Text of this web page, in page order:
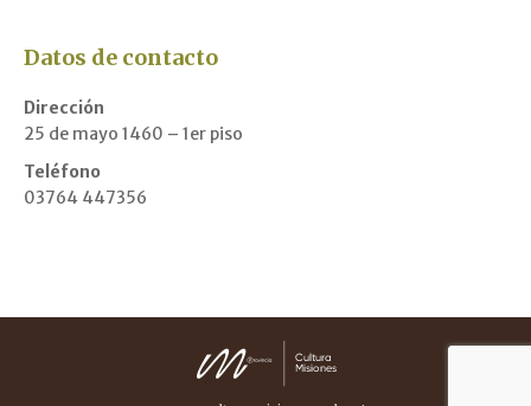
Datos de contacto
Dirección
25 de mayo 1460 – 1er piso
Teléfono
03764 447356